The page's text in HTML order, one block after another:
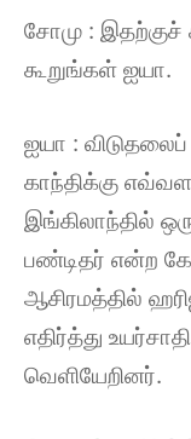
சோமு :
கூறுங்கள் ஐயா.
ஐயா :
காந்திக்கு
இங்கிலாந்தில்
பண்டிதர் என்ற
ஆசிரமத்தில்
எதிர்த்து
வெளியேறினர்.